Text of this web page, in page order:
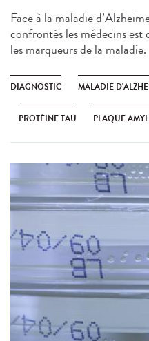
Face à la maladie
confrontés les médecins
les marqueurs de la
DIAGNOSTIC MALADIE
PROTÉINE TAU PLAQUE